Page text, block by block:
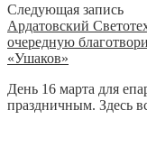
Следующая запись
Ардатовский
очередную
«Ушаков»
День 16 марта для
праздничным. Здесь